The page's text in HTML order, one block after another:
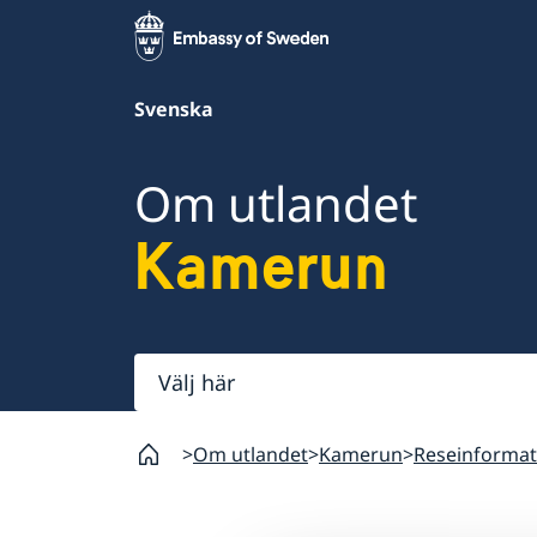
Svenska
Om utlandet
Kamerun
Välj
här
Om utlandet Kamerun